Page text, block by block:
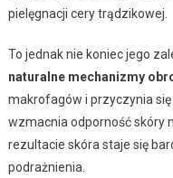
pielęgnacji cery trądzikowej.
To jednak nie koniec jego
naturalne mechanizmy
makrofagów i przyczynia
wzmacnia odporność skóry
rezultacie skóra staje się
podrażnienia.